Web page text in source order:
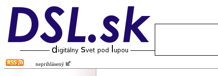
neprihlásený